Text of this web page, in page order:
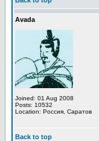
Avada
Joined: 01 Aug 2008
Posts: 10532
Location: Россия, Саратов
Back to top